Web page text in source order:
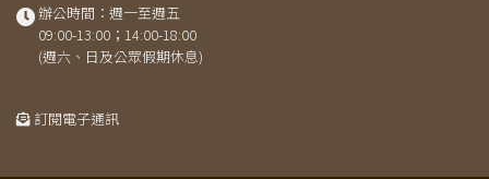
辦公時間：週一至週五
09:00-13:00；14:00-18:00
(週六、日及公眾假期休息)
訂閱電子通訊